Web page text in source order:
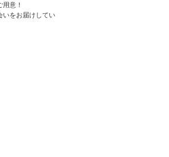
意！
いをお届けしてい